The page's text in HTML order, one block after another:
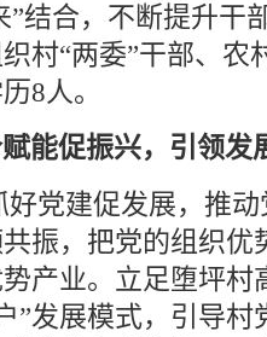
”结合，不断提升干
村“两委”干部、农
8人。
能促振兴，引领发
好党建促发展，推
振，把党的组织优
产业。立足堕坪村
”发展模式，引导村